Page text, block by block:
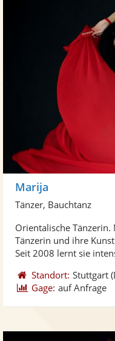
Marija
Tänzer, Bauchtanz
Orientalische
Tänzerin und ihre
Seit 2008 lernt sie
Standort: Stuttgart
Gage: auf Anfrage